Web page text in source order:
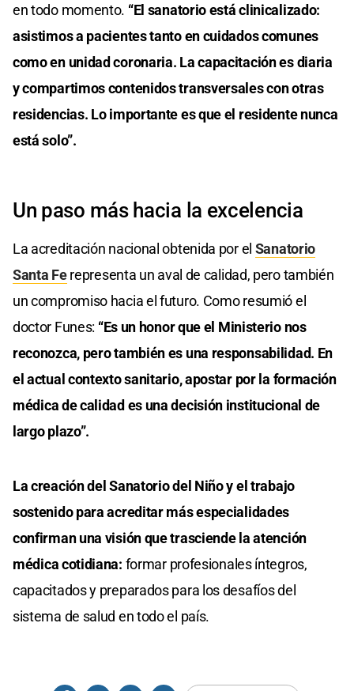
en todo momento. “El sanatorio está clinicalizado:
asistimos a pacientes tanto en cuidados comunes
como en unidad coronaria. La capacitación es diaria
y compartimos contenidos transversales con otras
residencias. Lo importante es que el residente nunca
está solo”.
Un paso más hacia la excelencia
La acreditación nacional obtenida por el Sanatorio
Santa Ferepresenta un aval de calidad, pero también
un compromiso hacia el futuro. Como resumió el
doctor Funes: “Es un honor que el Ministerio nos
reconozca, pero también es una responsabilidad. En
el actual contexto sanitario, apostar por la formación
médica de calidad es una decisión institucional de
largo plazo”.
La creación del Sanatorio del Niño y el trabajo
sostenido para acreditar más especialidades
confirman una visión que trasciende la atención
médica cotidiana: formar profesionales íntegros,
capacitados y preparados para los desafíos del
sistema de salud en todo el país.